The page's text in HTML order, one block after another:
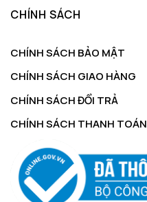
CHÍNH SÁCH
CHÍNH SÁCH BẢO MẬT
CHÍNH SÁCH GIAO HÀNG
CHÍNH SÁCH ĐỔI TRẢ
CHÍNH SÁCH THANH TOÁN